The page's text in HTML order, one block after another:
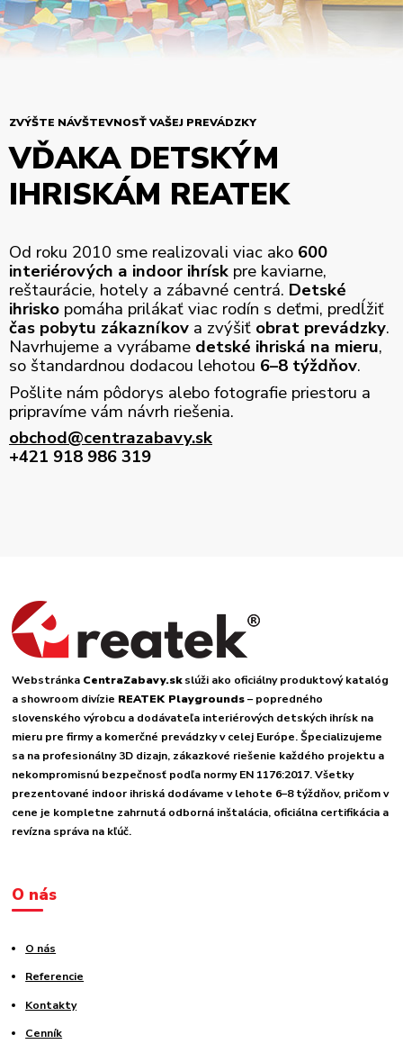
ZVÝŠTE NÁVŠTEVNOSŤ VAŠEJ PREVÁDZKY
VĎAKA DETSKÝM
IHRISKÁM REATEK
Od roku 2010 sme realizovali viac ako 600
interiérových a indoor ihrísk pre kaviarne,
reštaurácie, hotely a zábavné centrá. Detské
ihrisko pomáha prilákať viac rodín s deťmi, predĺžiť
čas pobytu zákazníkov a zvýšiť obrat prevádzky.
Navrhujeme a vyrábame detské ihriská na mieru,
so štandardnou dodacou lehotou 6–8 týždňov.
Pošlite nám pôdorys alebo fotografie priestoru a
pripravíme vám návrh riešenia.
obchod@centrazabavy.sk
+421 918 986 319
Webstránka CentraZabavy.skslúži ako oficiálny produktový katalóg
a showroom divízie REATEK Playgrounds– popredného
slovenského výrobcu a dodávateľa interiérových detských ihrísk na
mieru pre firmy a komerčné prevádzky v celej Európe. Špecializujeme
sa na profesionálny 3D dizajn, zákazkové riešenie každého projektu a
nekompromisnú bezpečnosť podľa normy EN 1176:2017. Všetky
prezentované indoor ihriská dodávame v lehote 6–8 týždňov, pričom v
cene je kompletne zahrnutá odborná inštalácia, oficiálna certifikácia a
revízna správa na kľúč.
O nás
O nás
Referencie
Kontakty
Cenník